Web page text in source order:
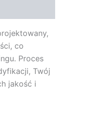
co
Proces
Twój
jakość i